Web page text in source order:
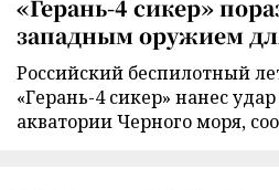
«Герань-4 сикер»
западным оружием
Российский беспилотный
«Герань-4 сикер» нанес удар
акватории Черного моря,